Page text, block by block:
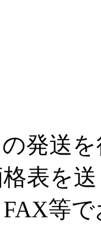
発送
表を
等